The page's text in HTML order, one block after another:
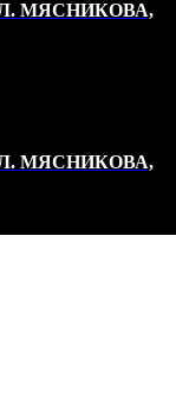
МЯСНИКОВА,
МЯСНИКОВА,